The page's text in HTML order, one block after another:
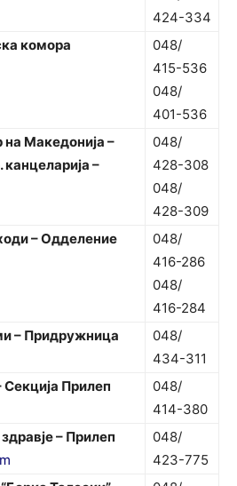
424-334
комора
048/
415-536
048/
401-536
на Македонија –
канцеларија –
048/
428-308
048/
428-309
– Одделение
048/
416-286
048/
416-284
– Придружница
048/
434-311
Прилеп
048/
414-380
– Прилеп
048/
423-775